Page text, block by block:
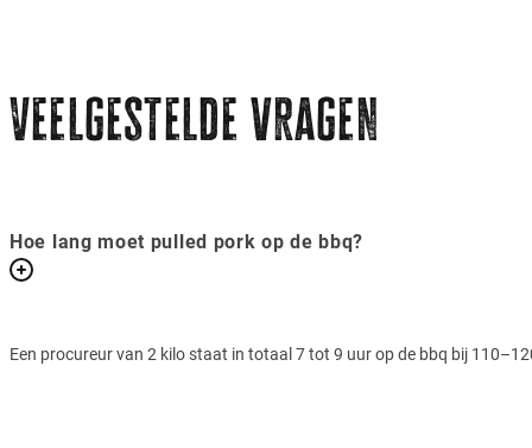
Veelgestelde vragen
Hoe lang moet pulled pork op de bbq?
Een procureur van 2 kilo staat in totaal 7 tot 9 uur op de bbq bij